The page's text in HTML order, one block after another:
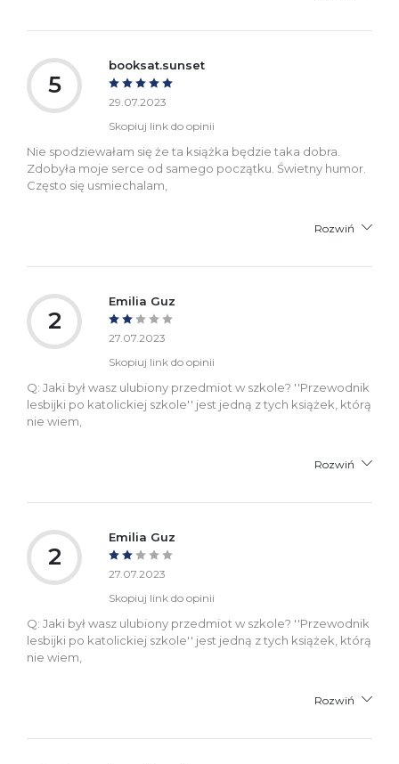
5
booksat.sunset
29.07.2023
Skopiuj link do opinii
Nie spodziewałam się że ta książka będzie taka dobra.
Zdobyła moje serce od samego początku. Świetny humor.
Często się usmiechalam,
Rozwiń
2
Emilia Guz
27.07.2023
Skopiuj link do opinii
Q: Jaki był wasz ulubiony przedmiot w szkole? ''Przewodnik
lesbijki po katolickiej szkole'' jest jedną z tych książek, którą
nie wiem,
Rozwiń
2
Emilia Guz
27.07.2023
Skopiuj link do opinii
Q: Jaki był wasz ulubiony przedmiot w szkole? ''Przewodnik
lesbijki po katolickiej szkole'' jest jedną z tych książek, którą
nie wiem,
Rozwiń